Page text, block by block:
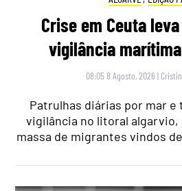
Crise em Ceuta
vigilância
08:05 8 Agosto, 2026 |
Patrulhas diárias por mar e
vigilância no litoral algarvio,
massa de migrantes vindos